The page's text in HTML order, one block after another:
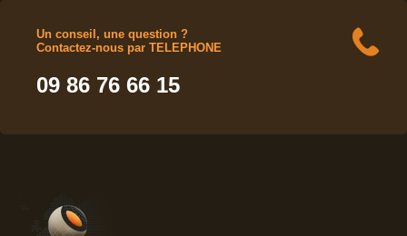
Un conseil, une question ?
Contactez-nous par TELEPHONE
09 86 76 66 15